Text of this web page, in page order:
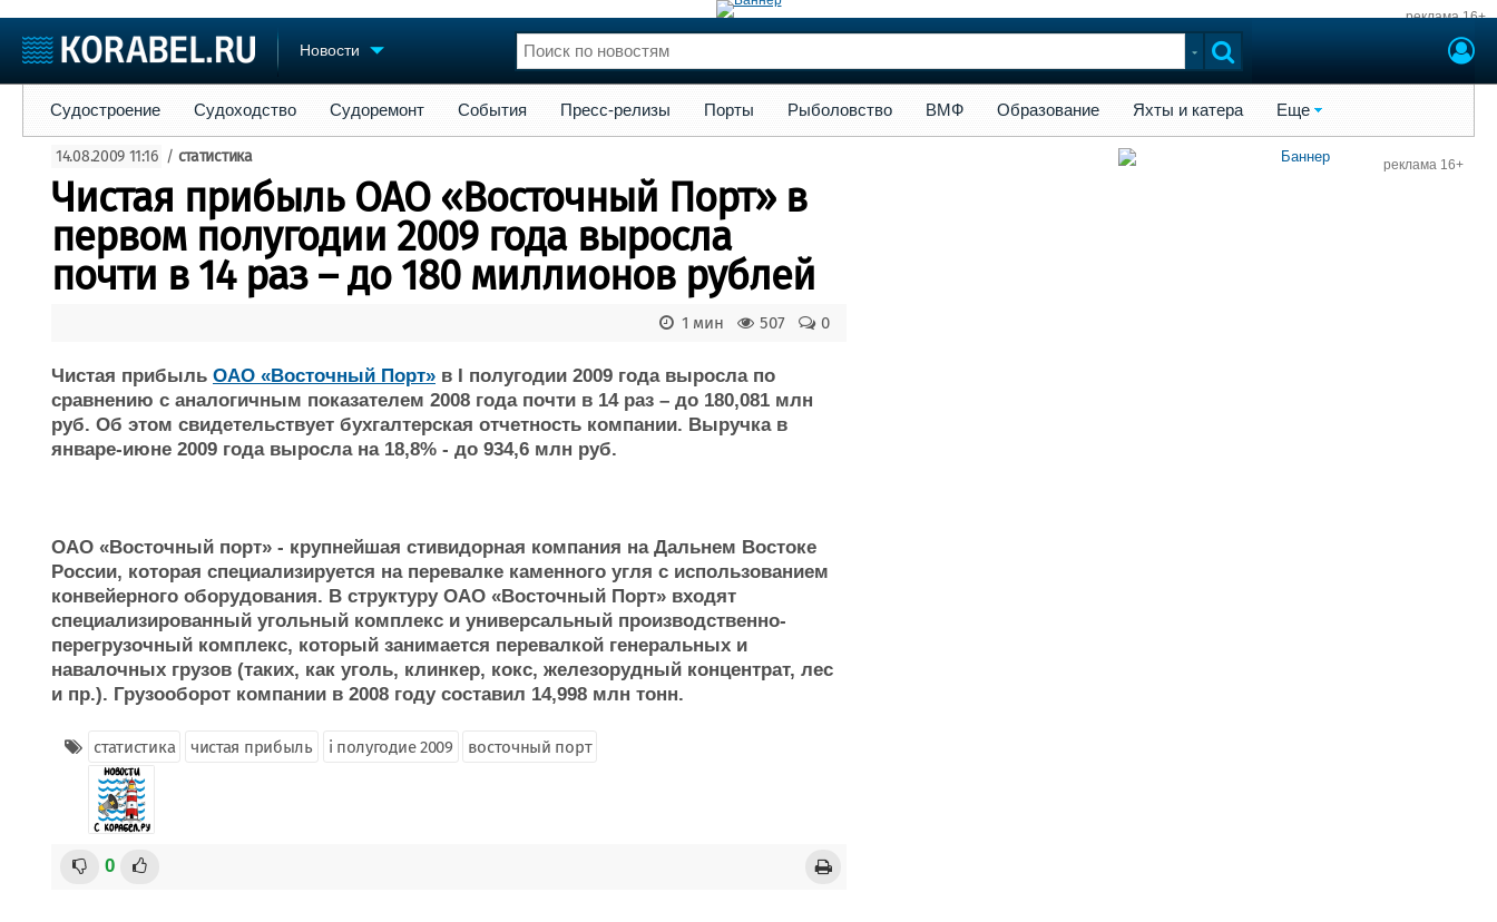
реклама 16+
Новости
Судостроение
Пульс
Новости
Репутация
Работа
Торговая площадка
Доска объявлений
Продажа флота
Оборудование
Изделия
Материалы
Услуги
Конференции
Личности
Словарь
Флот
Форум
Отзывы
Все службы
Судостроение Судоходство Судоремонт События Пресс-релизы Порты Рыболовство ВМФ Образование Яхты и катера Еще
14.08.2009 11:16 / статистика
Чистая прибыль ОАО «Восточный Порт» в
первом полугодии 2009 года выросла
почти в 14 раз – до 180 миллионов рублей
0
507
1 мин
Чистая прибыль ОАО «Восточный Порт» в I полугодии 2009 года выросла по
сравнению с аналогичным показателем 2008 года почти в 14 раз – до 180,081 млн
руб. Об этом свидетельствует бухгалтерская отчетность компании. Выручка в
январе-июне 2009 года выросла на 18,8% - до 934,6 млн руб.
ОАО «Восточный порт» - крупнейшая стивидорная компания на Дальнем Востоке
России, которая специализируется на перевалке каменного угля с использованием
конвейерного оборудования. В структуру ОАО «Восточный Порт» входят
специализированный угольный комплекс и универсальный производственно-
перегрузочный комплекс, который занимается перевалкой генеральных и
навалочных грузов (таких, как уголь, клинкер, кокс, железорудный концентрат, лес
и пр.). Грузооборот компании в 2008 году составил 14,998 млн тонн.
статистика чистая прибыль i полугодие 2009 восточный порт
0
реклама 16+